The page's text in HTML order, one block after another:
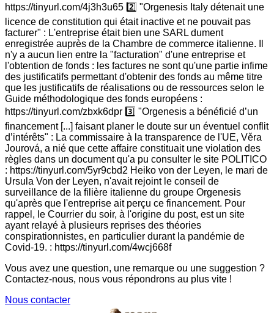
https://tinyurl.com/4j3h3u65 2️⃣ "Orgenesis Italy détenait une
licence de constitution qui était inactive et ne pouvait pas
facturer" : L'entreprise était bien une SARL dument
enregistrée auprès de la Chambre de commerce italienne. Il
n'y a aucun lien entre la "facturation" d'une entreprise et
l'obtention de fonds : les factures ne sont qu'une partie infime
des justificatifs permettant d'obtenir des fonds au même titre
que les justificatifs de réalisations ou de ressources selon le
Guide méthodologique des fonds européens :
https://tinyurl.com/zbxk6dpr 3️⃣ "Orgenesis a bénéficié d’un
financement [...] faisant planer le doute sur un éventuel conflit
d’intérêts" : La commissaire à la transparence de l'UE, Věra
Jourová, a nié que cette affaire constituait une violation des
règles dans un document qu'a pu consulter le site POLITICO
: https://tinyurl.com/5yr9cbd2 Heiko von der Leyen, le mari de
Ursula Von der Leyen, n'avait rejoint le conseil de
surveillance de la filière italienne du groupe Orgenesis
qu'après que l'entreprise ait perçu ce financement. Pour
rappel, le Courrier du soir, à l'origine du post, est un site
ayant relayé à plusieurs reprises des théories
conspirationnistes, en particulier durant la pandémie de
Covid-19. : https://tinyurl.com/4wcj668f
Vous avez une question, une remarque ou une suggestion ?
Contactez-nous, nous vous répondrons au plus vite !
Nous contacter